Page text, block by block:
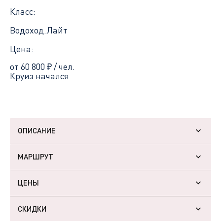
Класс:
Водоход.Лайт
Цена:
от 60 800 ₽/ чел.
Круиз начался
ОПИСАНИЕ
МАРШРУТ
ЦЕНЫ
СКИДКИ